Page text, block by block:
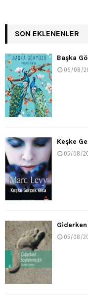
SON EKLENENLER
Başka
06/08/
Keşke
05/08/
05/08/